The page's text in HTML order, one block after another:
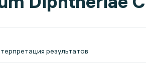
результатов